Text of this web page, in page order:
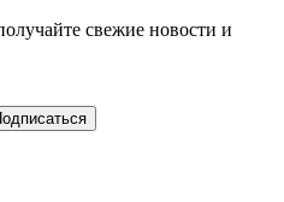
свежие новости и